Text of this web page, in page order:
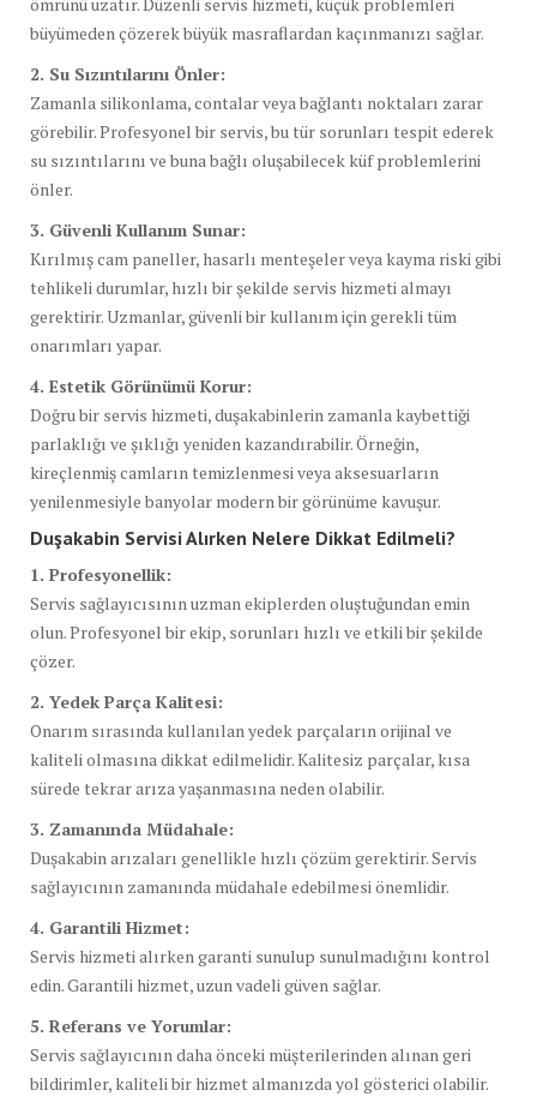
büyümeden çözerek büyük masraflardan kaçınmanızı sağlar.
2. Su Sızıntılarını Önler:
Zamanla silikonlama, contalar veya bağlantı noktaları zarar
görebilir. Profesyonel bir servis, bu tür sorunları tespit ederek
su sızıntılarını ve buna bağlı oluşabilecek küf problemlerini
önler.
3. Güvenli Kullanım Sunar:
Kırılmış cam paneller, hasarlı menteşeler veya kayma riski gibi
tehlikeli durumlar, hızlı bir şekilde servis hizmeti almayı
gerektirir. Uzmanlar, güvenli bir kullanım için gerekli tüm
onarımları yapar.
4. Estetik Görünümü Korur:
Doğru bir servis hizmeti, duşakabinlerin zamanla kaybettiği
parlaklığı ve şıklığı yeniden kazandırabilir. Örneğin,
kireçlenmiş camların temizlenmesi veya aksesuarların
yenilenmesiyle banyolar modern bir görünüme kavuşur.
Duşakabin Servisi Alırken Nelere Dikkat Edilmeli?
1. Profesyonellik:
Servis sağlayıcısının uzman ekiplerden oluştuğundan emin
olun. Profesyonel bir ekip, sorunları hızlı ve etkili bir şekilde
çözer.
2. Yedek Parça Kalitesi:
Onarım sırasında kullanılan yedek parçaların orijinal ve
kaliteli olmasına dikkat edilmelidir. Kalitesiz parçalar, kısa
sürede tekrar arıza yaşanmasına neden olabilir.
3. Zamanında Müdahale:
Duşakabin arızaları genellikle hızlı çözüm gerektirir. Servis
sağlayıcının zamanında müdahale edebilmesi önemlidir.
4. Garantili Hizmet:
Servis hizmeti alırken garanti sunulup sunulmadığını kontrol
edin. Garantili hizmet, uzun vadeli güven sağlar.
5. Referans ve Yorumlar:
Servis sağlayıcının daha önceki müşterilerinden alınan geri
bildirimler, kaliteli bir hizmet almanızda yol gösterici olabilir.